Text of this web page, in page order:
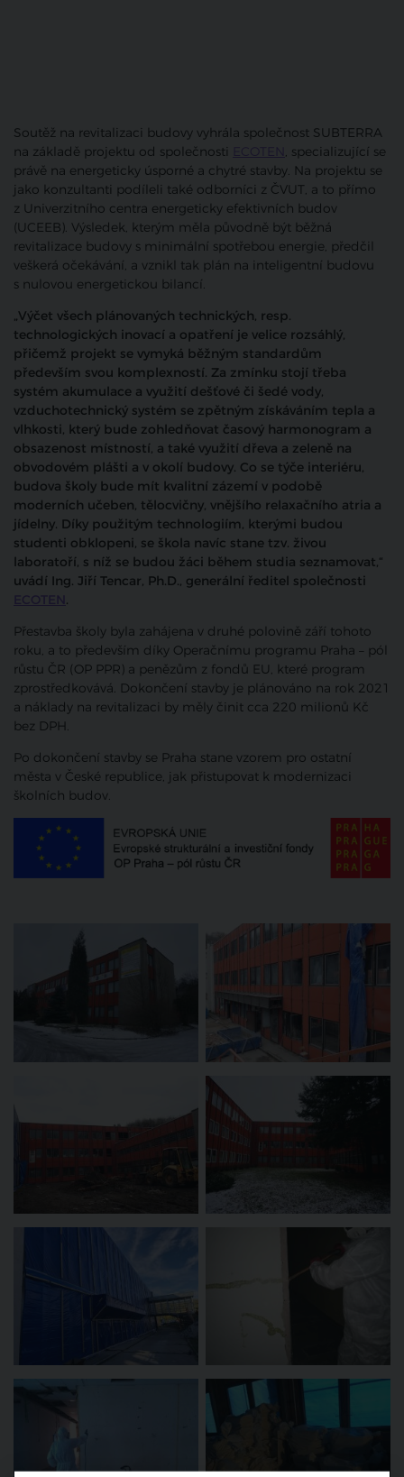
Soutěž na revitalizaci budovy vyhrála společnost SUBTERRA
na základě projektu od společnosti ECOTEN , specializující se
právě na energeticky úsporné a chytré stavby. Na projektu se
jako konzultanti podíleli také odborníci z ČVUT, a to přímo
z Univerzitního centra energeticky efektivních budov
(UCEEB). Výsledek, kterým měla původně být běžná
revitalizace budovy s minimální spotřebou energie, předčil
veškerá očekávání, a vznikl tak plán na inteligentní budovu
s nulovou energetickou bilancí.
„Výčet všech plánovaných technických, resp.
technologických inovací a opatření je velice rozsáhlý,
přičemž projekt se vymyká běžným standardům
především svou komplexností. Za zmínku stojí třeba
systém akumulace a využití dešťové či šedé vody,
vzduchotechnický systém se zpětným získáváním tepla a
vlhkosti, který bude zohledňovat časový harmonogram a
obsazenost místností, a také využití dřeva a zeleně na
obvodovém plášti a v okolí budovy. Co se týče interiéru,
budova školy bude mít kvalitní zázemí v podobě
moderních učeben, tělocvičny, vnějšího relaxačního atria a
jídelny. Díky použitým technologiím, kterými budou
studenti obklopeni, se škola navíc stane tzv. živou
laboratoří, s níž se budou žáci během studia seznamovat,“
uvádí Ing. Jiří Tencar, Ph.D., generální ředitel společnosti
ECOTEN.
Přestavba školy byla zahájena v druhé polovině září tohoto
roku, a to především díky Operačnímu programu Praha – pól
růstu ČR (OP PPR) a penězům z fondů EU, které program
zprostředkovává. Dokončení stavby je plánováno na rok 2021
a náklady na revitalizaci by měly činit cca 220 milionů Kč
bez DPH.
Po dokončení stavby se Praha stane vzorem pro ostatní
města v České republice, jak přistupovat k modernizaci
školních budov.